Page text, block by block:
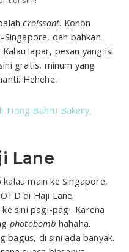
croissant. Konon
dan bahkan
lapar, pesan yang isi
gratis, minum yang
Hehehe.
Tiong Bahru Bakery,
Lane
main ke Singapore,
di Haji Lane.
sini pagi-pagi. Karena
photobomb hahaha.
bagus, di sini ada banyak.